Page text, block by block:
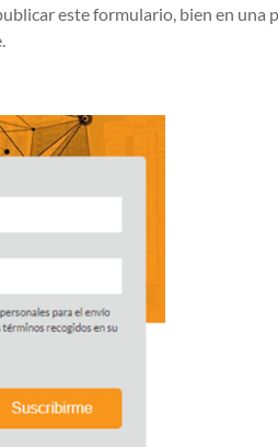
este formulario, bien en una